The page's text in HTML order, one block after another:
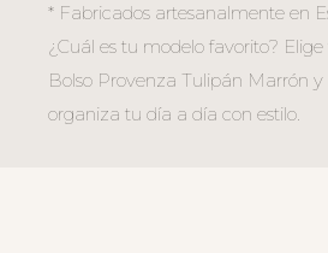
* Fabricados artesanalmente en
¿Cuál es tu modelo favorito? Elige
Bolso Provenza Tulipán Marrón y
organiza tu día a día con estilo.